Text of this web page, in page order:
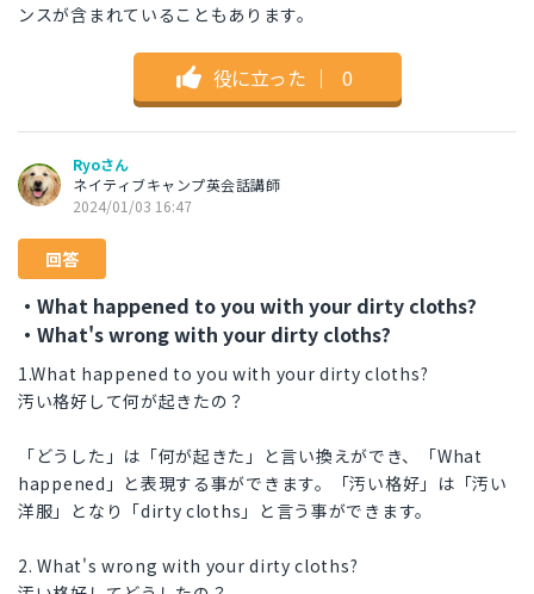
ンスが含まれていることもあります。
役に立った ｜ 0
Ryoさん
ネイティブキャンプ英会話講師
2024/01/03 16:47
回答
・What happened to you with your dirty cloths?
・What's wrong with your dirty cloths?
1.What happened to you with your dirty cloths?
汚い格好して何が起きたの？
「どうした」は「何が起きた」と言い換えができ、「What
happened」と表現する事ができます。「汚い格好」は「汚い
洋服」となり「dirty cloths」と言う事ができます。
2. What's wrong with your dirty cloths?